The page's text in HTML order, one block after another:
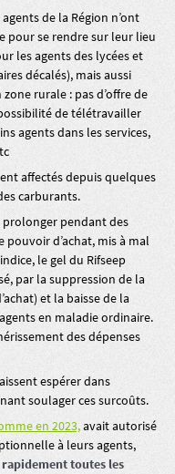
de la Région n’ont
pour se rendre sur leur lieu
les agents des lycées et
décalés), mais aussi
rurale : pas d’offre de
de télétravailler
agents dans les services,
affectés depuis quelques
carburants.
pendant des
d’achat, mis à mal
le gel du Rifseep
par la suppression de la
et la baisse de la
en maladie ordinaire.
des dépenses
espérer dans
soulager ces surcoûts.
en 2023,avait autorisé
à leurs agents,
rapidement toutes les